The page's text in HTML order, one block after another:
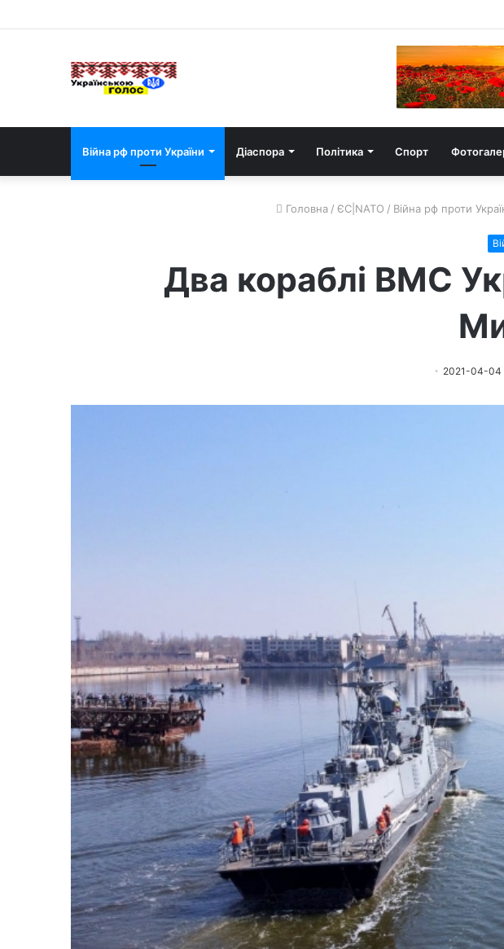
Війна рф проти України Діаспора Політика Спорт
Головна / ЄС|NATO / Війна рф проти
Два кораблі ВМС
2021-04-04